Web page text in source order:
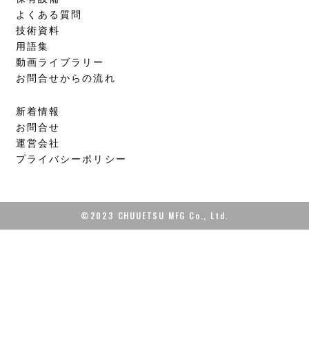
よくある質問
技術資料
用語集
動画ライブラリー
お問合せからの流れ
新着情報
お問合せ
運営会社
プライバシーポリシー
©2023 CHUUETSU MFG Co., Ltd.